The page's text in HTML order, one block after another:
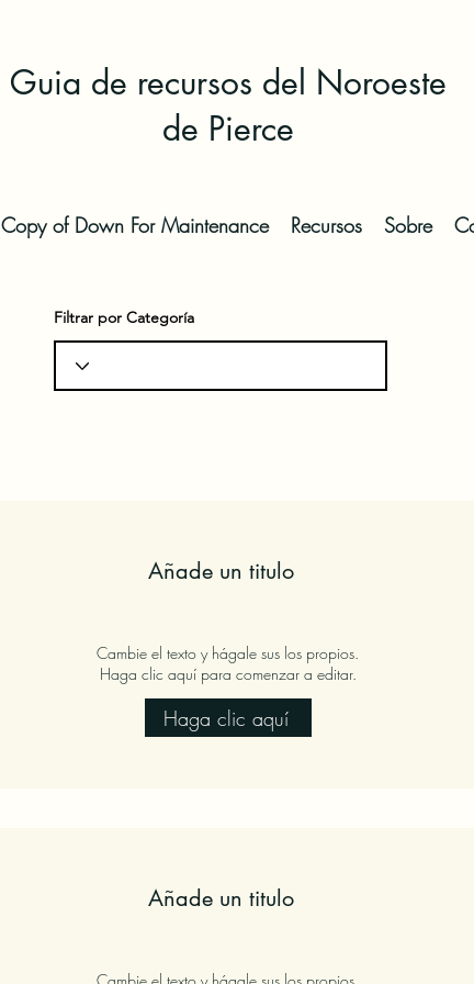
Guia de recursos del Noroeste
de Pierce
Copy of Down For Maintenance Recursos Sobre
Filtrar por Categoría
Añade un titulo
Cambie el texto y hágale sus los propios.
Haga clic aquí para comenzar a editar.
Haga clic aquí
Añade un titulo